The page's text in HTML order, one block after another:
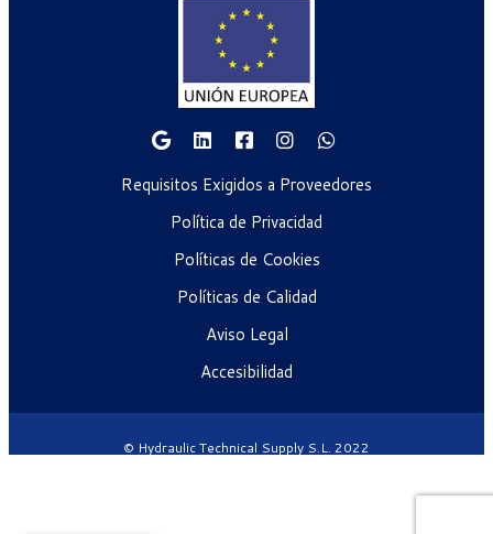
Requisitos Exigidos a Proveedores
Política de Privacidad
Políticas de Cookies
Políticas de Calidad
Aviso Legal
Accesibilidad
© Hydraulic Technical Supply S.L. 2022